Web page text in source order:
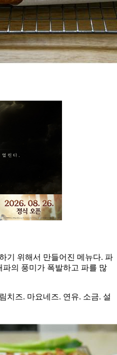
기 위해서 만들어진 메뉴다. 파
의 풍미가 폭발하고 파를 많
치즈. 마요네즈. 연유. 소금. 설